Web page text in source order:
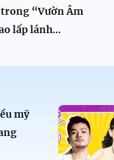
“Vườn Âm
lấp lánh...
mỹ